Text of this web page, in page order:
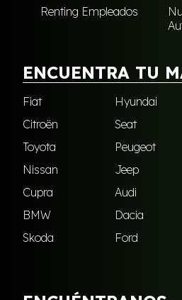
Renting Empleados
ENCUENTRA TU
Fiat Hyundai
Citroën
Seat
Toyota
Peugeot
Nissan
Jeep
Cupra
Audi
BMW
Dacia
Skoda
Ford